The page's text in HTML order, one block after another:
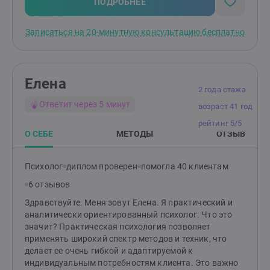
возникших трудностей и найти эффективные способы
отношения и понять своего ребенка.
Записаться на 20-минутную консультацию бесплатно
2 года стажа
возраст 41 год
рейтинг 5/5
Елена
Ответит через 5 минут
О СЕБЕ МЕТОДЫ ОТЗЫВ
Психолог диплом проверен помогла 40 клиентам
6 отзывов
Здравствуйте. Меня зовут Елена. Я практический и
аналитически ориентированный психолог. Что это
значит? Практическая психология позволяет
применять широкий спектр методов и техник, что
делает ее очень гибкой и адаптируемой к
индивидуальным потребностям клиента. Это важно